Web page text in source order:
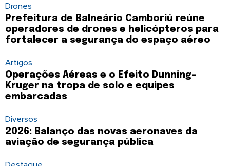
Drones
Prefeitura de Balneário Camboriú reúne
operadores de drones e helicópteros para
fortalecer a segurança do espaço aéreo
Artigos
Operações Aéreas e o Efeito Dunning-
Kruger na tropa de solo e equipes
embarcadas
Diversos
2026: Balanço das novas aeronaves da
aviação de segurança pública